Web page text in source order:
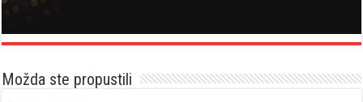
Možda ste propustili